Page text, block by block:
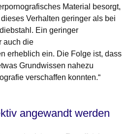
Material besorgt,
Verhalten geringer als bei
Ein geringer
auch die
erheblich ein. Die Folge ist, dass
Grundwissen nahezu
verschaffen konnten.“
angewandt werden